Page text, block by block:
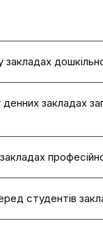
закладах
денних закладах
закладах
студентів